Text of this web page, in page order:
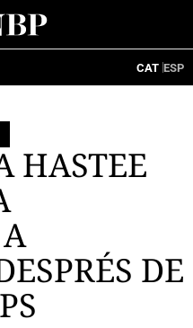
CAT ESP
HASTEE
DE